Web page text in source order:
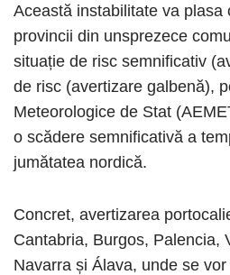
Această instabilitate va plasa
provincii din unsprezece
situație de risc semnificativ
de risc (avertizare galbenă),
Meteorologice de Stat
o scădere semnificativă a
jumătatea nordică.
Concret, avertizarea
Cantabria, Burgos, Palencia,
Navarra și Álava, unde se